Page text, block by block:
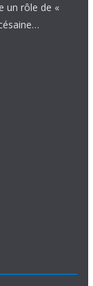
un rôle de «